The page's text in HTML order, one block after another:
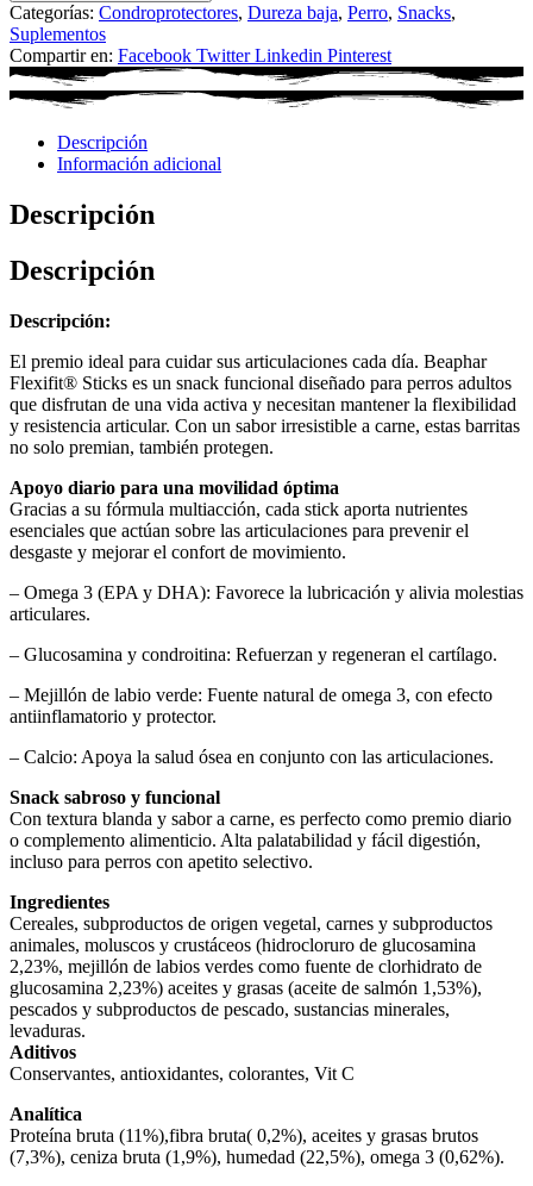
Categorías: Condroprotectores, Dureza baja, Perro, Snacks,
Suplementos
Compartir en: Facebook Twitter Linkedin Pinterest
Descripción
Información adicional
Descripción
Descripción
Descripción:
El premio ideal para cuidar sus articulaciones cada día. Beaphar
Flexifit® Sticks es un snack funcional diseñado para perros adultos
que disfrutan de una vida activa y necesitan mantener la flexibilidad
y resistencia articular. Con un sabor irresistible a carne, estas barritas
no solo premian, también protegen.
Apoyo diario para una movilidad óptima
Gracias a su fórmula multiacción, cada stick aporta nutrientes
esenciales que actúan sobre las articulaciones para prevenir el
desgaste y mejorar el confort de movimiento.
– Omega 3 (EPA y DHA): Favorece la lubricación y alivia molestias
articulares.
– Glucosamina y condroitina: Refuerzan y regeneran el cartílago.
– Mejillón de labio verde: Fuente natural de omega 3, con efecto
antiinflamatorio y protector.
– Calcio: Apoya la salud ósea en conjunto con las articulaciones.
Snack sabroso y funcional
Con textura blanda y sabor a carne, es perfecto como premio diario
o complemento alimenticio. Alta palatabilidad y fácil digestión,
incluso para perros con apetito selectivo.
Ingredientes
Cereales, subproductos de origen vegetal, carnes y subproductos
animales, moluscos y crustáceos (hidrocloruro de glucosamina
2,23%, mejillón de labios verdes como fuente de clorhidrato de
glucosamina 2,23%) aceites y grasas (aceite de salmón 1,53%),
pescados y subproductos de pescado, sustancias minerales,
levaduras.
Aditivos
Conservantes, antioxidantes, colorantes, Vit C
Analítica
Proteína bruta (11%),fibra bruta( 0,2%), aceites y grasas brutos
(7,3%), ceniza bruta (1,9%), humedad (22,5%), omega 3 (0,62%).